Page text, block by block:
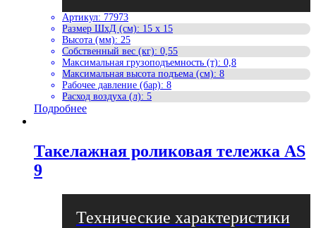
Артикул: 77973
Размер ШхД (см): 15 x 15
Высота (мм): 25
Собственный вес (кг): 0,55
Максимальная грузоподъемность (т): 0,8
Максимальная высота подъема (см): 8
Рабочее давление (бар): 8
Расход воздуха (л): 5
Подробнее
Такелажная роликовая тележка AS
9